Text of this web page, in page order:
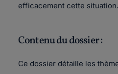
efficacement cette situation.
Contenu du dossier :
Ce dossier détaille les